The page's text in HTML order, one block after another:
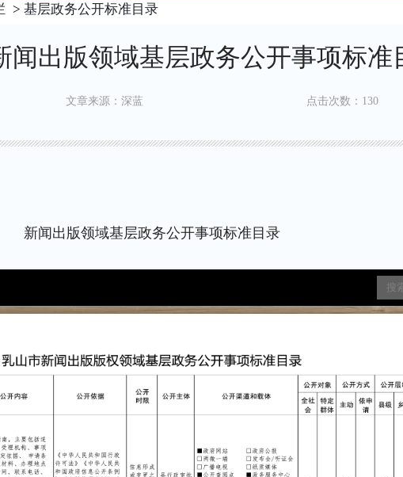
> 基层政务公开标准目录
闻出版领域基层政务公开事项标准
文章来源：深蓝 点击次数： 130
新闻出版领域基层政务公开事项标准目录